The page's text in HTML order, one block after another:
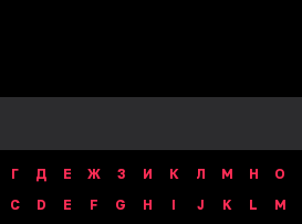
Г Д Е Ж З И К Л М Н О
C D E F G H I J K L M